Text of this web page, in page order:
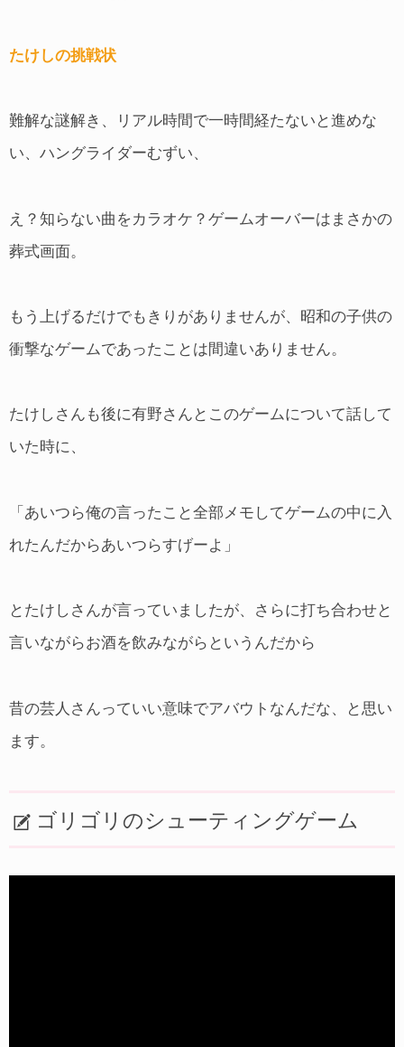
たけしの挑戦状
難解な謎解き、リアル時間で一時間経たないと進めな
い、ハングライダーむずい、
え？知らない曲をカラオケ？ゲームオーバーはまさかの
葬式画面。
もう上げるだけでもきりがありませんが、昭和の子供の
衝撃なゲームであったことは間違いありません。
たけしさんも後に有野さんとこのゲームについて話して
いた時に、
「あいつら俺の言ったこと全部メモしてゲームの中に入
れたんだからあいつらすげーよ」
とたけしさんが言っていましたが、さらに打ち合わせと
言いながらお酒を飲みながらというんだから
昔の芸人さんっていい意味でアバウトなんだな、と思い
ます。
ゴリゴリのシューティングゲーム